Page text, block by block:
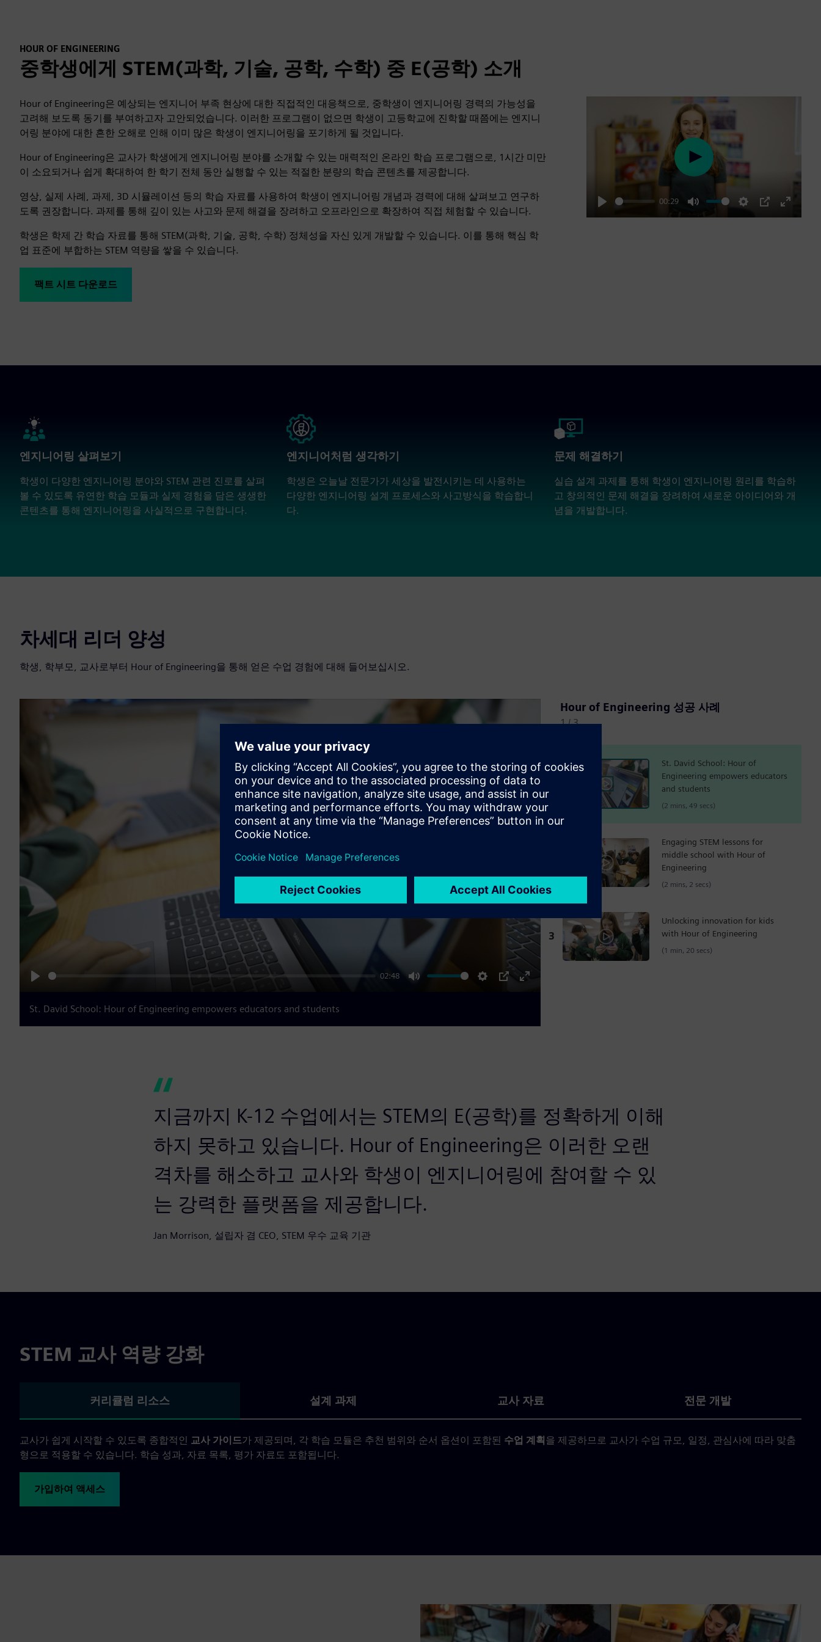
HOUR OF ENGINEERING
중학생에게 STEM(과학, 기술, 공학, 수학) 중 E(공학) 소개
Hour of Engineering은 예상되는 엔지니어 부족 현상에 대한 직접적인 대응책으로, 중학생이 엔지니어링 경력의 가능성을
고려해 보도록 동기를 부여하고자 고안되었습니다. 이러한 프로그램이 없으면 학생이 고등학교에 진학할 때쯤에는 엔지니
어링 분야에 대한 흔한 오해로 인해 이미 많은 학생이 엔지니어링을 포기하게 될 것입니다.
Hour of Engineering은 교사가 학생에게 엔지니어링 분야를 소개할 수 있는 매력적인 온라인 학습 프로그램으로, 1시간 미만
이 소요되거나 쉽게 확대하여 한 학기 전체 동안 실행할 수 있는 적절한 분량의 학습 콘텐츠를 제공합니다.
영상, 실제 사례, 과제, 3D 시뮬레이션 등의 학습 자료를 사용하여 학생이 엔지니어링 개념과 경력에 대해 살펴보고 연구하
도록 권장합니다. 과제를 통해 깊이 있는 사고와 문제 해결을 장려하고 오프라인으로 확장하여 직접 체험할 수 있습니다.
학생은 학제 간 학습 자료를 통해 STEM(과학, 기술, 공학, 수학) 정체성을 자신 있게 개발할 수 있습니다. 이를 통해 핵심 학
업 표준에 부합하는 STEM 역량을 쌓을 수 있습니다.
팩트 시트 다운로드
Play
00:29
Mute Settings
PIP
Enter
Play
엔지니어링 살펴보기
학생이 다양한 엔지니어링 분야와 STEM 관련 진로를 살펴
볼 수 있도록 유연한 학습 모듈과 실제 경험을 담은 생생한
콘텐츠를 통해 엔지니어링을 사실적으로 구현합니다.
엔지니어처럼 생각하기
학생은 오늘날 전문가가 세상을 발전시키는 데 사용하는
다양한 엔지니어링 설계 프로세스와 사고방식을 학습합니
다.
문제 해결하기
실습 설계 과제를 통해 학생이 엔지니어링 원리를 학습하
고 창의적인 문제 해결을 장려하여 새로운 아이디어와 개
념을 개발합니다.
차세대 리더 양성
학생, 학부모, 교사로부터 Hour of Engineering을 통해 얻은 수업 경험에 대해 들어보십시오.
02:48
Play
St. David School: Hour of Engineering empowers educators and students
Hour of Engineering 성공 사례
1 / 3
St. David School: Hour of
Engineering empowers educators
and students
(2 mins, 49 secs)
Engaging STEM lessons for
middle school with Hour of
Engineering
(2 mins, 2 secs)
3
Unlocking innovation for kids
with Hour of Engineering
(1 min, 20 secs)
지금까지 K-12 수업에서는 STEM의 E(공학)를 정확하게 이해
하지 못하고 있습니다. Hour of Engineering은 이러한 오랜
격차를 해소하고 교사와 학생이 엔지니어링에 참여할 수 있
는 강력한 플랫폼을 제공합니다.
Jan Morrison, 설립자 겸 CEO, STEM 우수 교육 기관
STEM 교사 역량 강화
커리큘럼 리소스 설계 과제 교사 자료 전문 개발
교사가 쉽게 시작할 수 있도록 종합적인 교사 가이드가 제공되며, 각 학습 모듈은 추천 범위와 순서 옵션이 포함된 수업 계획을 제공하므로 교사가 수업 규모, 일정, 관심사에 따라 맞춤
형으로 적용할 수 있습니다. 학습 성과, 자료 목록, 평가 자료도 포함됩니다.
가입하여 액세스